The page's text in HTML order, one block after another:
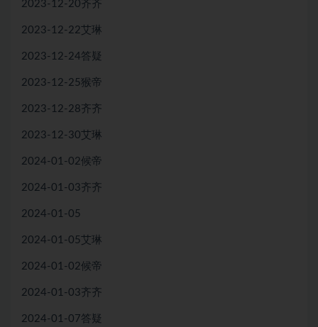
2023-12-20齐齐
2023-12-22艾琳
2023-12-24答疑
2023-12-25猴帝
2023-12-28齐齐
2023-12-30艾琳
2024-01-02候帝
2024-01-03齐齐
2024-01-05
2024-01-05艾琳
2024-01-02候帝
2024-01-03齐齐
2024-01-07答疑